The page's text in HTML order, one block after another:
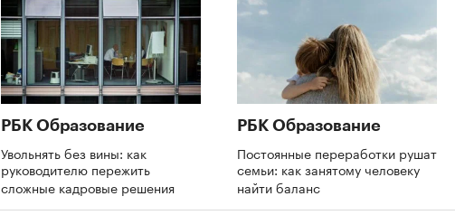
РБК Образование
Увольнять без вины: как
руководителю пережить
сложные кадровые решения
РБК Образование
Постоянные переработки рушат
семьи: как занятому человеку
найти баланс